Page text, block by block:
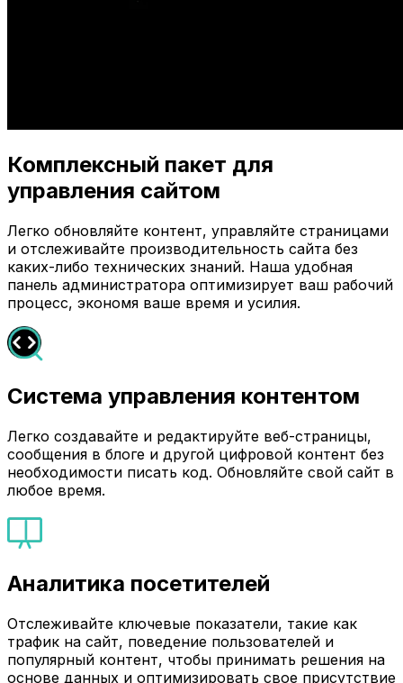
Комплексный пакет для
управления сайтом
Легко обновляйте контент, управляйте страницами
и отслеживайте производительность сайта без
каких-либо технических знаний. Наша удобная
панель администратора оптимизирует ваш рабочий
процесс, экономя ваше время и усилия.
Система управления контентом
Легко создавайте и редактируйте веб-страницы,
сообщения в блоге и другой цифровой контент без
необходимости писать код. Обновляйте свой сайт в
любое время.
Аналитика посетителей
Отслеживайте ключевые показатели, такие как
трафик на сайт, поведение пользователей и
популярный контент, чтобы принимать решения на
основе данных и оптимизировать свое присутствие